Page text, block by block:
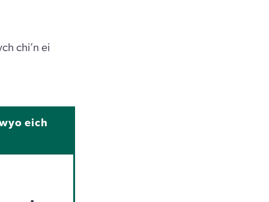
chi’n ei
eich